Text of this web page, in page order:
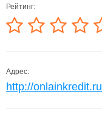
Рейтинг:
Адрес:
http://onlainkredit.ru